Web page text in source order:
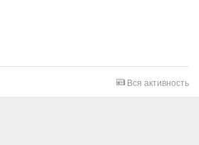
Вся активность